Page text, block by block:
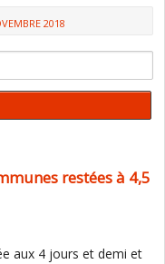
2018
restées à 4,5
aux 4 jours et demi et